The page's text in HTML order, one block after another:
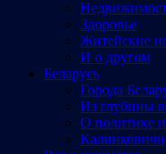
Здоровье
Житейские
И о другом
Беларусь
Города
Из глубины
О политике
Калинковичи